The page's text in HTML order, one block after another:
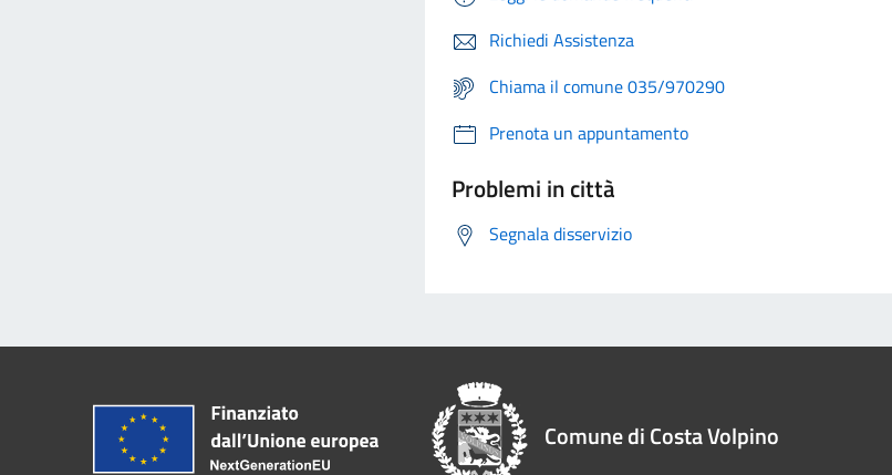
Richiedi Assistenza
Chiama il comune 035/970290
Prenota un appuntamento
Problemi in città
Segnala disservizio
Comune di Costa Volpino